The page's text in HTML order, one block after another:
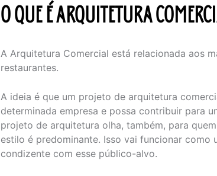
O QUE É ARQUITETURA
A Arquitetura Comercial está relacionada aos
restaurantes.
A ideia é que um projeto de arquitetura
determinada empresa e possa contribuir para
projeto de arquitetura olha, também, para
estilo é predominante. Isso vai funcionar
condizente com esse público-alvo.